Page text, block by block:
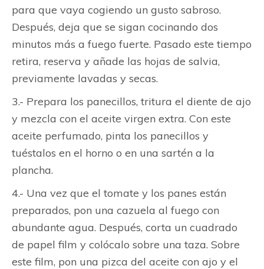
para que vaya cogiendo un gusto sabroso.
Después, deja que se sigan cocinando dos
minutos más a fuego fuerte. Pasado este tiempo
retira, reserva y añade las hojas de salvia,
previamente lavadas y secas.
3.- Prepara los panecillos, tritura el diente de ajo
y mezcla con el aceite virgen extra. Con este
aceite perfumado, pinta los panecillos y
tuéstalos en el horno o en una sartén a la
plancha.
4.- Una vez que el tomate y los panes están
preparados, pon una cazuela al fuego con
abundante agua. Después, corta un cuadrado
de papel film y colócalo sobre una taza. Sobre
este film, pon una pizca del aceite con ajo y el